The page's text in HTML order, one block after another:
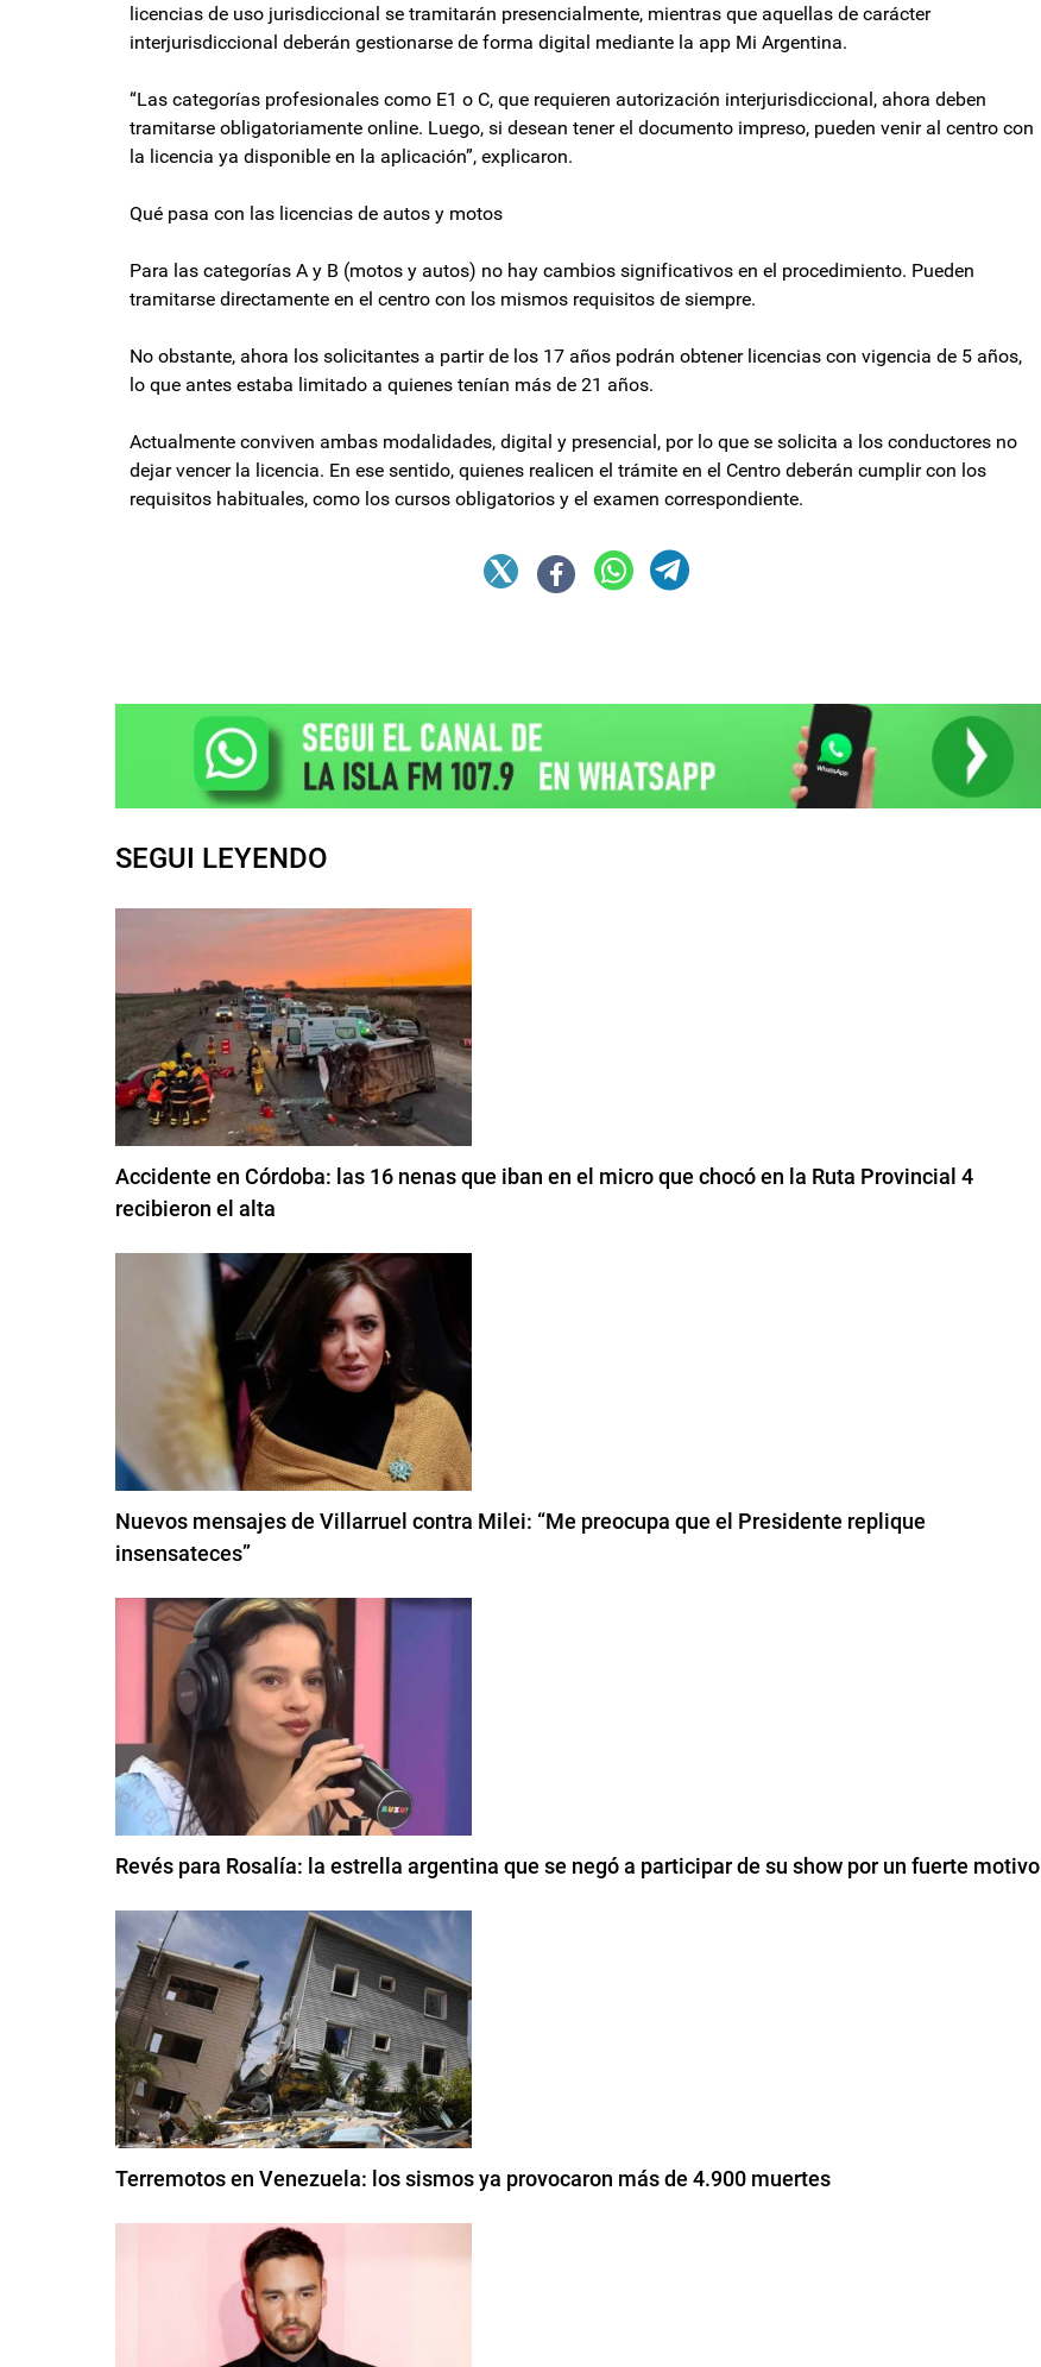
licencias de uso jurisdiccional se tramitarán presencialmente, mientras que aquellas de carácter
interjurisdiccional deberán gestionarse de forma digital mediante la app Mi Argentina.
“Las categorías profesionales como E1 o C, que requieren autorización interjurisdiccional, ahora deben
tramitarse obligatoriamente online. Luego, si desean tener el documento impreso, pueden venir al centro con
la licencia ya disponible en la aplicación”, explicaron.
Qué pasa con las licencias de autos y motos
Para las categorías A y B (motos y autos) no hay cambios significativos en el procedimiento. Pueden
tramitarse directamente en el centro con los mismos requisitos de siempre.
No obstante, ahora los solicitantes a partir de los 17 años podrán obtener licencias con vigencia de 5 años,
lo que antes estaba limitado a quienes tenían más de 21 años.
Actualmente conviven ambas modalidades, digital y presencial, por lo que se solicita a los conductores no
dejar vencer la licencia. En ese sentido, quienes realicen el trámite en el Centro deberán cumplir con los
requisitos habituales, como los cursos obligatorios y el examen correspondiente.
SEGUI LEYENDO
Accidente en Córdoba: las 16 nenas que iban en el micro que chocó en la Ruta Provincial 4
recibieron el alta
Nuevos mensajes de Villarruel contra Milei: “Me preocupa que el Presidente replique
insensateces”
Revés para Rosalía: la estrella argentina que se negó a participar de su show por un fuerte motivo
Terremotos en Venezuela: los sismos ya provocaron más de 4.900 muertes